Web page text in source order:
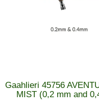
Warhammer Age of
GUARD 96-24
do koszyka
Gaahlieri 45756
MIST (0,2 mm and